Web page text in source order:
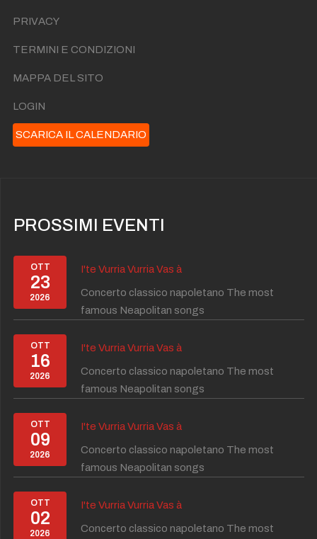
PRIVACY
TERMINI E CONDIZIONI
MAPPA DEL SITO
LOGIN
SCARICA IL CALENDARIO
PROSSIMI EVENTI
OTT
23
2026
I'te Vurria Vurria Vas à
Concerto classico napoletano The most
famous Neapolitan songs
OTT
16
2026
I'te Vurria Vurria Vas à
Concerto classico napoletano The most
famous Neapolitan songs
OTT
09
2026
I'te Vurria Vurria Vas à
Concerto classico napoletano The most
famous Neapolitan songs
OTT
02
2026
I'te Vurria Vurria Vas à
Concerto classico napoletano The most